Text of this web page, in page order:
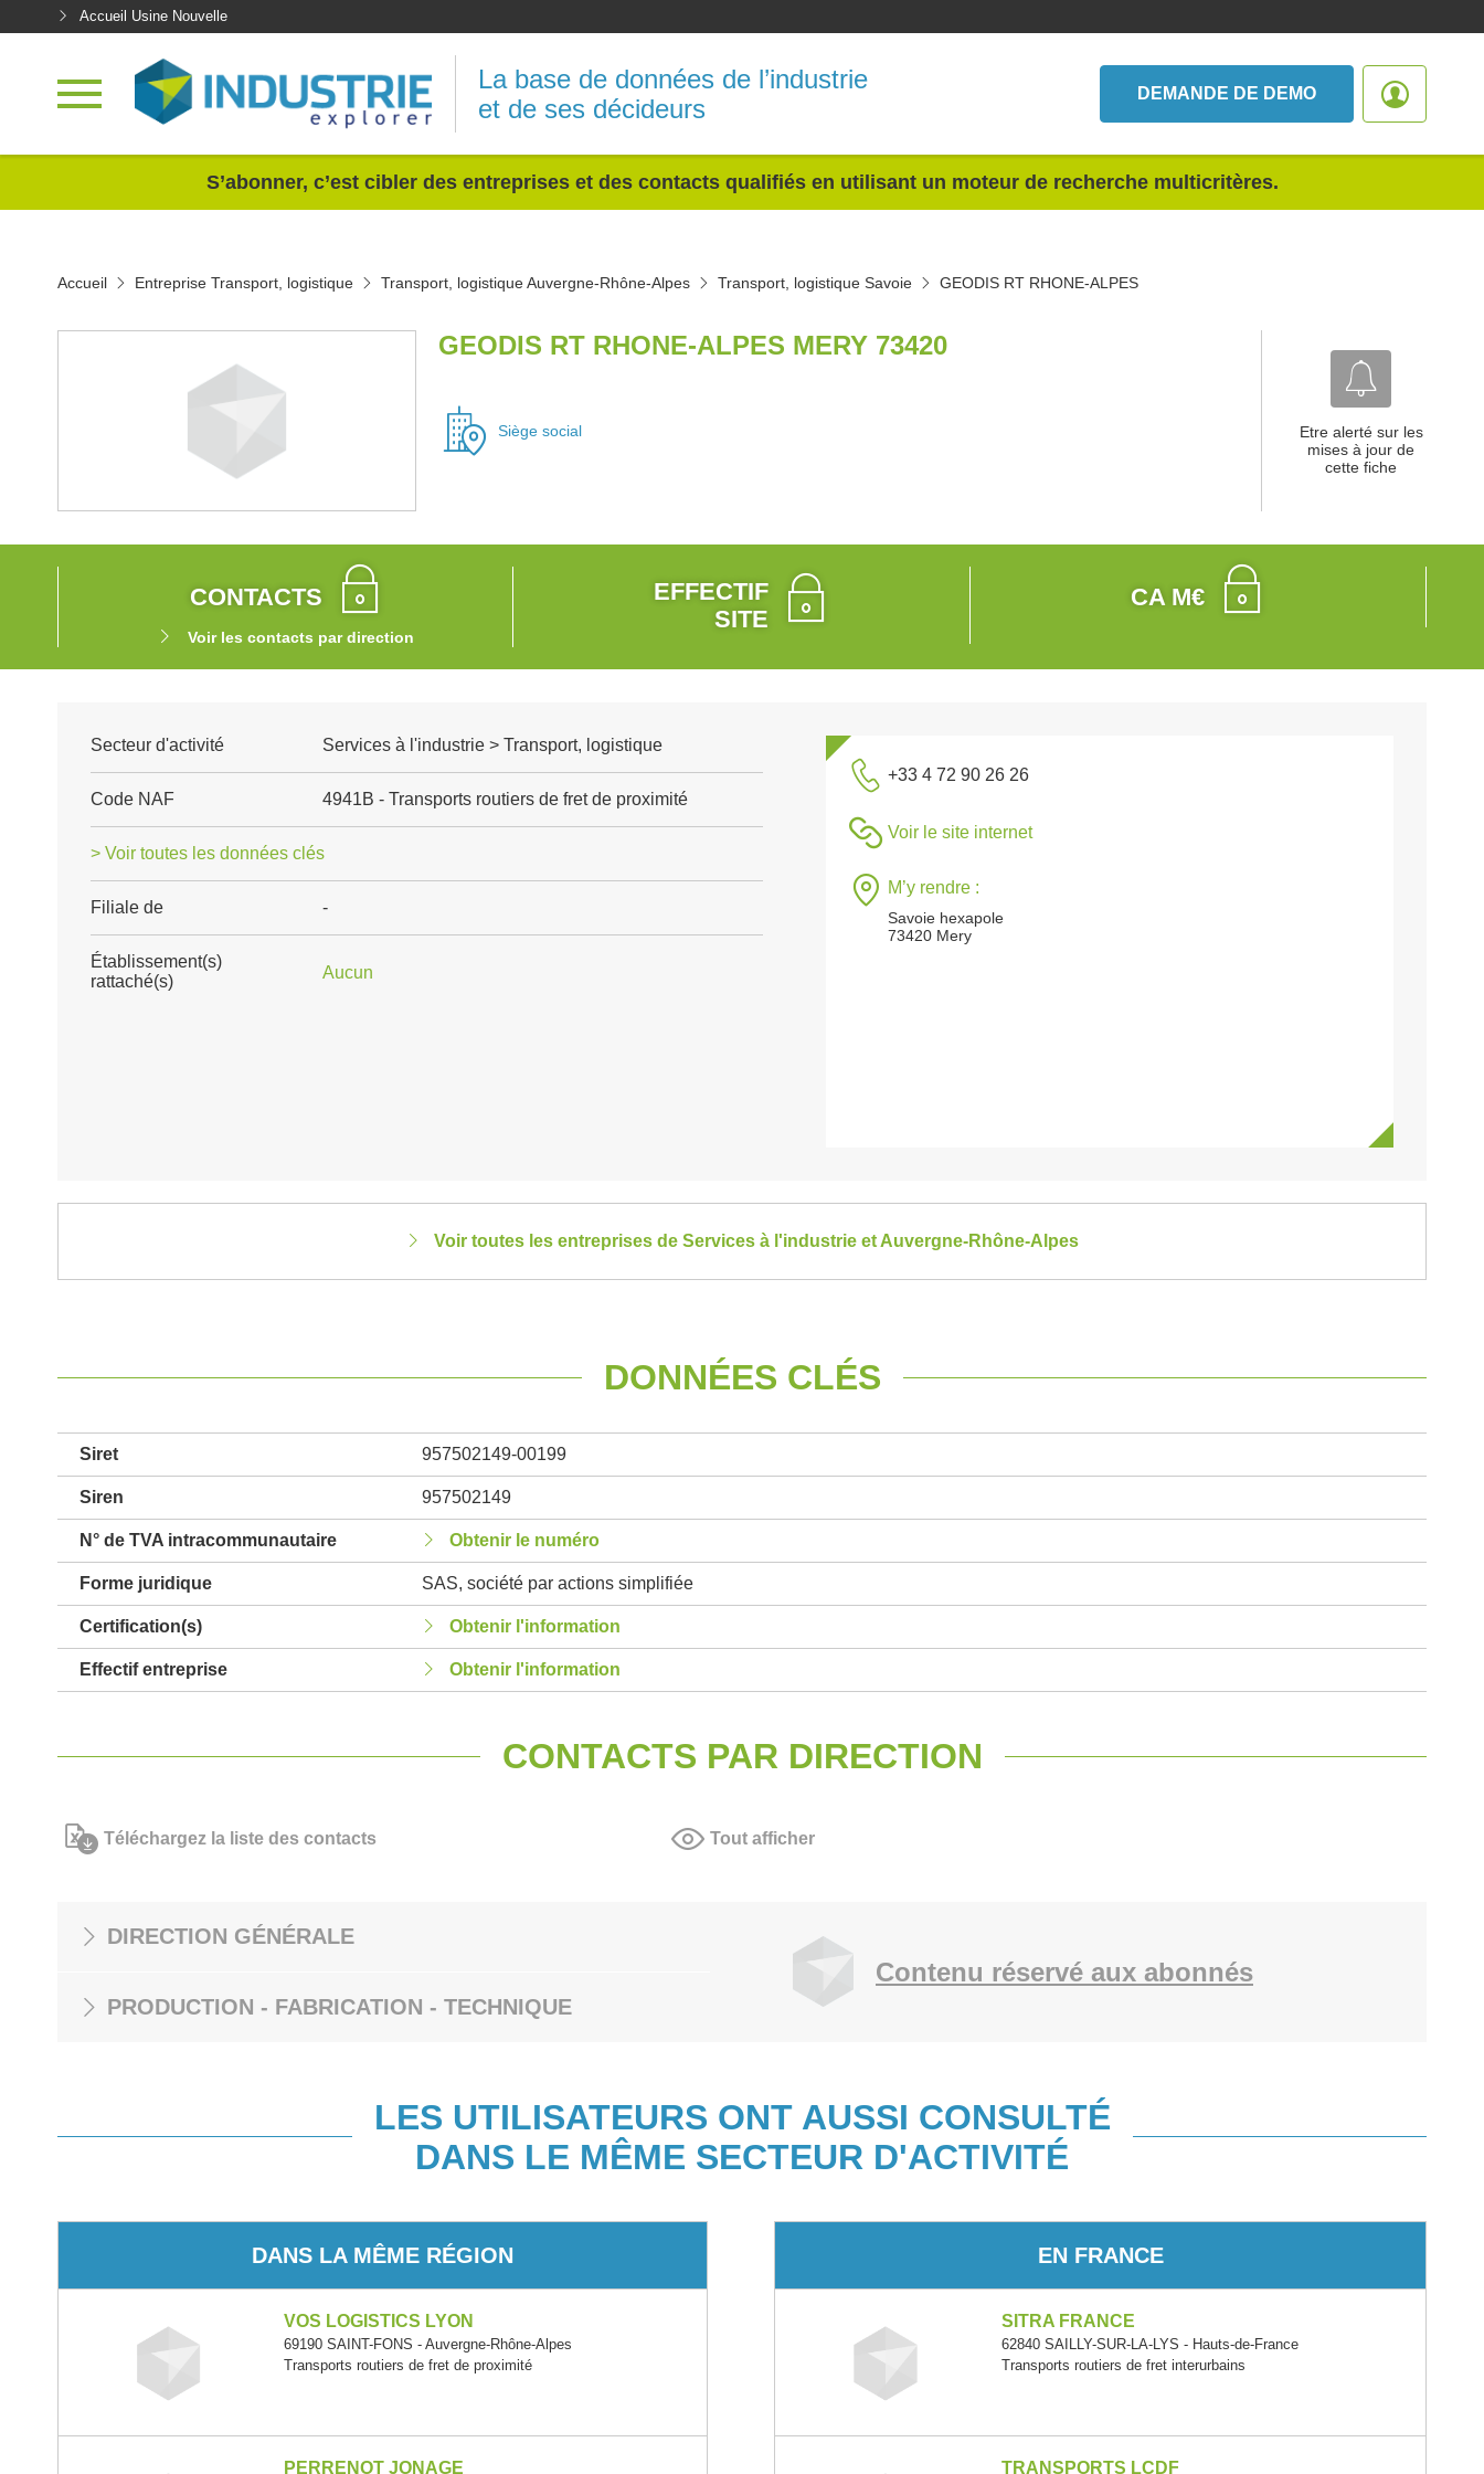
Accueil Usine Nouvelle
La base de données de l’industrie
et de ses décideurs
DEMANDE DE DEMO
S’abonner, c’est cibler des entreprises et des contacts qualifiés en utilisant un moteur de recherche multicritères.
Accueil Entreprise Transport, logistique Transport, logistique Auvergne-Rhône-Alpes Transport, logistique Savoie GEODIS RT RHONE-ALPES
GEODIS RT RHONE-ALPES MERY 73420
Siège social
Etre alerté sur les
mises à jour de
cette fiche
CONTACTS
Voir les contacts par direction
EFFECTIF
SITE
CA M€
Secteur d'activité Services à l'industrie > Transport, logistique
Code NAF 4941B - Transports routiers de fret de proximité
> Voir toutes les données clés
Filiale de -
Établissement(s)
rattaché(s)
Aucun
+33 4 72 90 26 26
Voir le site internet
M’y rendre :
Savoie hexapole
73420 Mery
Voir toutes les entreprises de Services à l'industrie et Auvergne-Rhône-Alpes
DONNÉES CLÉS
Siret 957502149-00199
Siren 957502149
N° de TVA intracommunautaire Obtenir le numéro
Forme juridique SAS, société par actions simplifiée
Certification(s) Obtenir l'information
Effectif entreprise Obtenir l'information
CONTACTS PAR DIRECTION
Téléchargez la liste des contacts Tout afficher
DIRECTION GÉNÉRALE
PRODUCTION - FABRICATION - TECHNIQUE
Contenu réservé aux abonnés
LES UTILISATEURS ONT AUSSI CONSULTÉ
DANS LE MÊME SECTEUR D'ACTIVITÉ
DANS LA MÊME RÉGION
VOS LOGISTICS LYON
69190 SAINT-FONS - Auvergne-Rhône-Alpes
Transports routiers de fret de proximité
PERRENOT JONAGE
EN FRANCE
SITRA FRANCE
62840 SAILLY-SUR-LA-LYS - Hauts-de-France
Transports routiers de fret interurbains
TRANSPORTS LCDF